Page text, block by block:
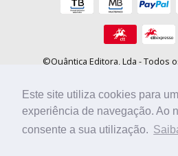
Este site utiliza cookies para
experiência de navegação. Ao
consente a sua utilização.
©Quântica Editora, Lda - Todos
E-mail:
Tel.: +351 220 104 872(custo de